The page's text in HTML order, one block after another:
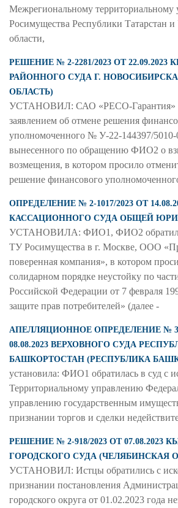
Межрегиональному территориальному
Росимущества Республики Татарстан и
области,
РЕШЕНИЕ № 2-2281/2023 ОТ
РАЙОННОГО СУДА Г.
ОБЛАСТЬ)
УСТАНОВИЛ: САО «РЕСО-Гарантия»
заявлением об отмене решения
уполномоченного № У-22-144397/
вынесенного по обращению ФИО2 о
возмещения, в котором просило
решение финансового
ОПРЕДЕЛЕНИЕ № 2-1017/2023 ОТ
КАССАЦИОННОГО СУДА ОБЩЕЙ
УСТАНОВИЛА: ФИО1, ФИО2
ТУ Росимущества в г. Москве, ООО
поверенная компания», в котором
солидарном порядке неустойку по
Российской Федерации от 7 февраля
защите прав потребителей» (далее -
АПЕЛЛЯЦИОННОЕ ОПРЕДЕЛЕНИЕ № 33-
08.08.2023 ВЕРХОВНОГО СУДА
БАШКОРТОСТАН (РЕСПУБЛИКА
установила: ФИО1 обратилась в суд с
Территориальному управлению
управлению государственным
признании торгов и сделки
РЕШЕНИЕ № 2-918/2023 ОТ
ГОРОДСКОГО СУДА (ЧЕЛЯБИНСКАЯ
УСТАНОВИЛ: Истцы обратились с
признании постановления
городского округа от 01.02.2023 года